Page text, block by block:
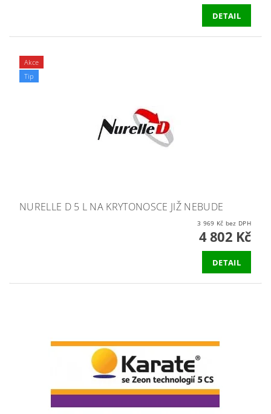
DETAIL
Akce
Tip
NURELLE D 5 L NA KRYTONOSCE JIŽ NEBUDE
3 969 Kč bez DPH
4 802 Kč
DETAIL